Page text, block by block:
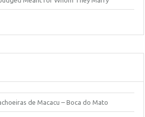
de Macacu – Boca do Mato